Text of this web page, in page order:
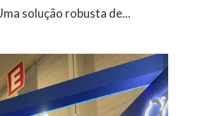
solução robusta de...